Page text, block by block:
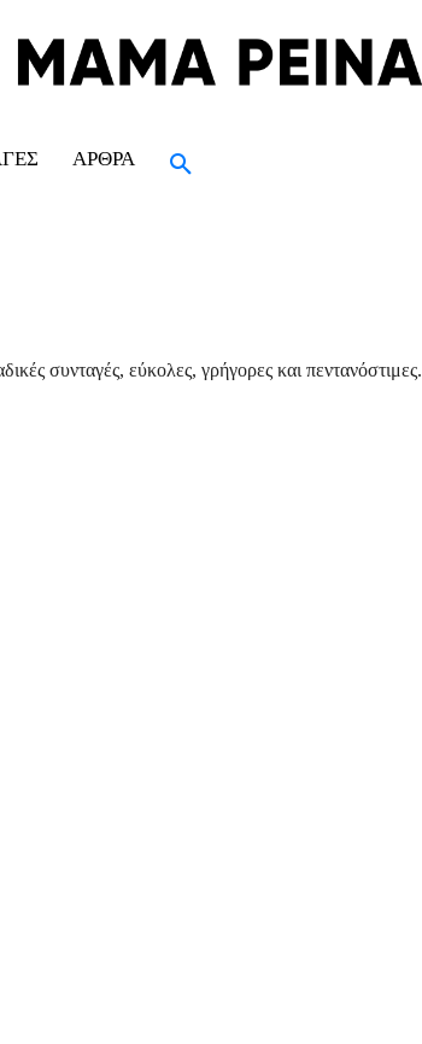
ΆΡΘΡΑ
συνταγές, εύκολες, γρήγορες και πεντανόστιμες.